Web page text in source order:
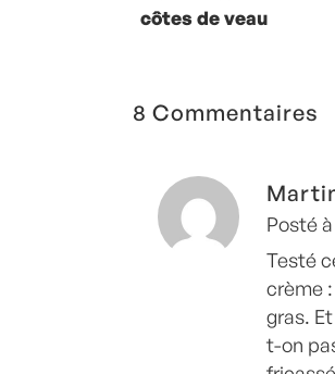
côtes de veau
8 Commentaires
Posté à
Testé
crème
gras.
t-on